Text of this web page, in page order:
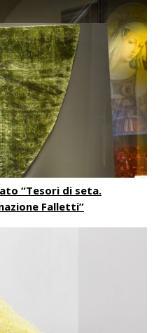
“Tesori di seta.
Falletti”